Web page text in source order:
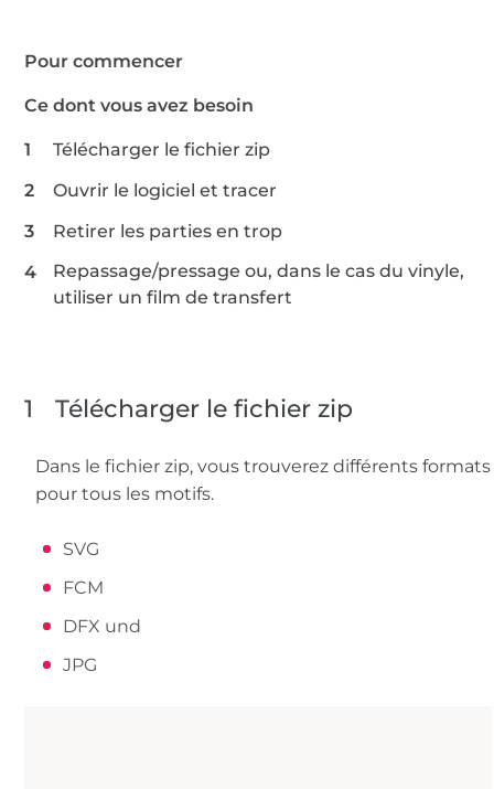
Pour commencer
Ce dont vous avez besoin
Télécharger le fichier zip
Ouvrir le logiciel et tracer
Retirer les parties en trop
Repassage/pressage ou, dans le cas du vinyle,
utiliser un film de transfert
1 Télécharger le fichier zip
Dans le fichier zip, vous trouverez différents formats
pour tous les motifs.
SVG
FCM
DFX und
JPG